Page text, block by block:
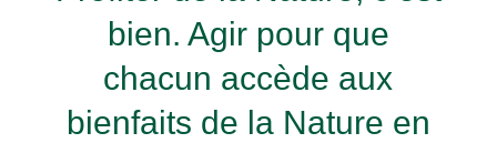
bien. Agir pour que
chacun accède aux
bienfaits de la Nature en